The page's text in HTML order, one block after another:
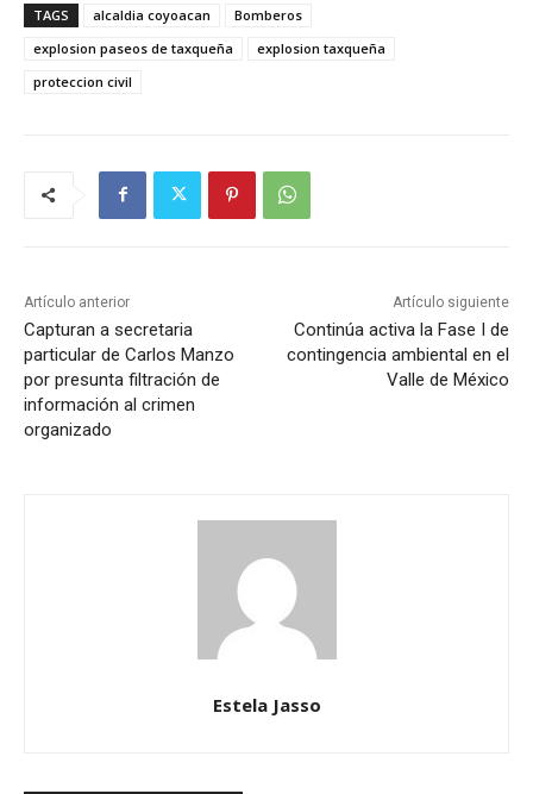
TAGS alcaldia coyoacan
Bomberos
explosion paseos de taxqueña
explosion taxqueña
proteccion civil
Artículo anterior
Capturan a secretaria
particular de Carlos Manzo
por presunta filtración de
información al crimen
organizado
Artículo siguiente
Continúa activa la Fase I de
contingencia ambiental en el
Valle de México
Estela Jasso